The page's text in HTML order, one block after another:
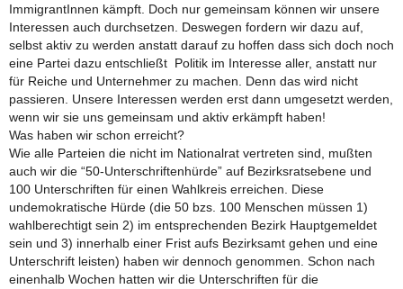
ImmigrantInnen kämpft. Doch nur gemeinsam können wir unsere
Interessen auch durchsetzen. Deswegen fordern wir dazu auf,
selbst aktiv zu werden anstatt darauf zu hoffen dass sich doch noch
eine Partei dazu entschließt Politik im Interesse aller, anstatt nur
für Reiche und Unternehmer zu machen. Denn das wird nicht
passieren. Unsere Interessen werden erst dann umgesetzt werden,
wenn wir sie uns gemeinsam und aktiv erkämpft haben!
Was haben wir schon erreicht?
Wie alle Parteien die nicht im Nationalrat vertreten sind, mußten
auch wir die “50-Unterschriftenhürde” auf Bezirksratsebene und
100 Unterschriften für einen Wahlkreis erreichen. Diese
undemokratische Hürde (die 50 bzs. 100 Menschen müssen 1)
wahlberechtigt sein 2) im entsprechenden Bezirk Hauptgemeldet
sein und 3) innerhalb einer Frist aufs Bezirksamt gehen und eine
Unterschrift leisten) haben wir dennoch genommen. Schon nach
einenhalb Wochen hatten wir die Unterschriften für die